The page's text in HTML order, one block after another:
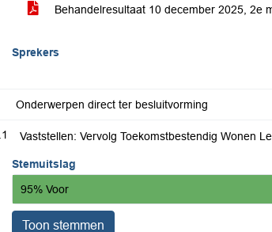
Behandelresultaat 10 december 2025, 2e
Sprekers
Onderwerpen direct ter besluitvorming
Vaststellen: Vervolg Toekomstbestendig Wonen
Stemuitslag
95% Voor
Toon stemmen